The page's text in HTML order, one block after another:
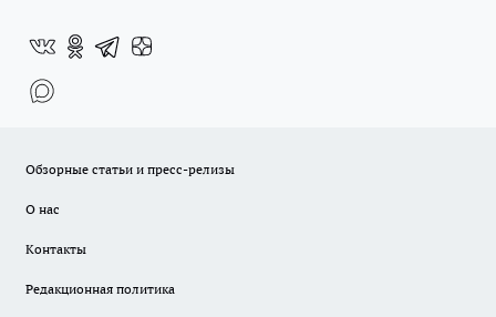
Обзорные статьи и пресс-релизы
О нас
Контакты
Редакционная политика